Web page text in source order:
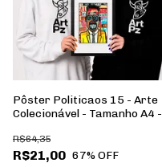
Pôster Politicaos 15 - Arte
Colecionável - Tamanho A4 -
Retrato
R$21,00
R$64,35
67% OFF